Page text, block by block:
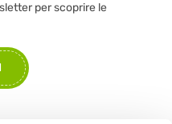
per scoprire le